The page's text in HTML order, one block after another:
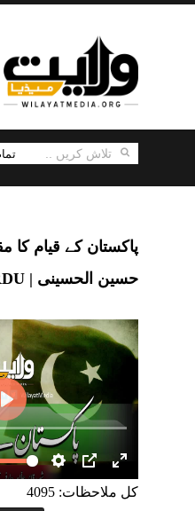
پاکستان کے قیام
حسین الحسینی | URDU
کل ملاحظات: 4095